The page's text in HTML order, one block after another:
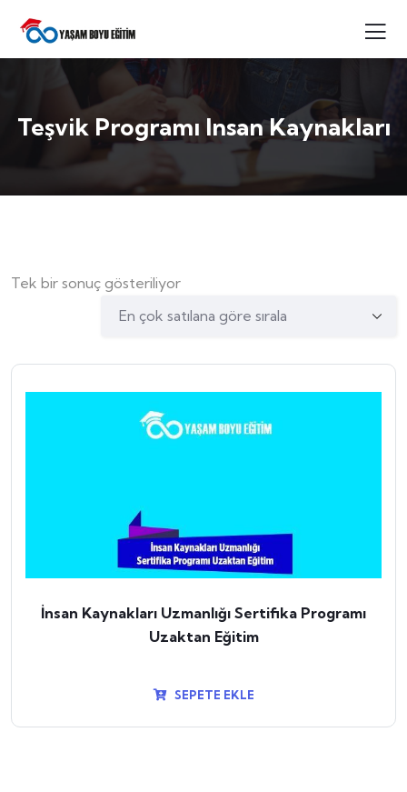
Teşvik Programı Insan Kaynakları
Tek bir sonuç gösteriliyor
İnsan Kaynakları Uzmanlığı Sertifika Programı
Uzaktan Eğitim
SEPETE EKLE